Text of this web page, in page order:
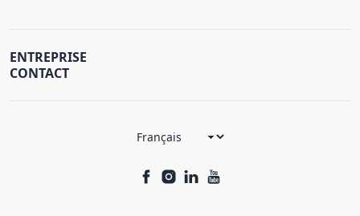
ENTREPRISE
CONTACT